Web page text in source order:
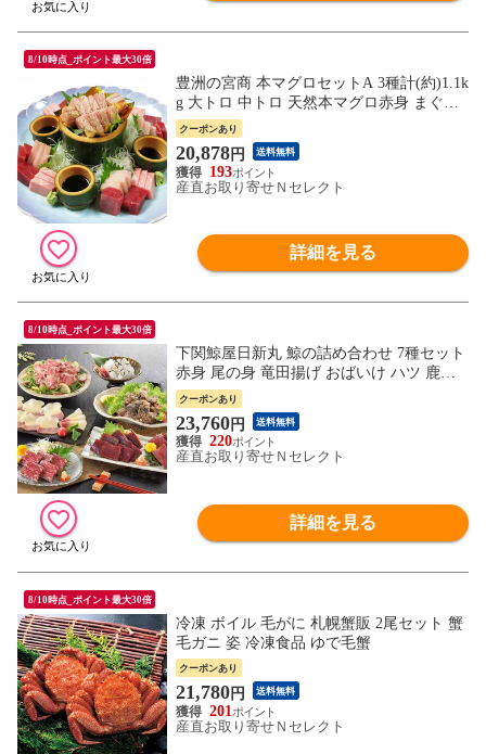
8/10時点_ポイント最大30倍
豊洲の宮商 本マグロセットA 3種計(約)1.1k
g 大トロ 中トロ 天然本マグロ赤身 まぐろ
柵 冷凍 本まぐろ 刺身用 鮪 冷凍食品【北
海道・沖縄県・離島 配送不可】
クーポンあり
20,878円 送料無料
193
産直お取り寄せＮセレクト
詳細を見る
8/10時点_ポイント最大30倍
下関鯨屋日新丸 鯨の詰め合わせ 7種セット
赤身 尾の身 竜田揚げ おばいけ ハツ 鹿の
子 ベーコン ニタリ鯨 イワシ鯨 クジラ お
つまみ ジビエ 冷凍食品
クーポンあり
23,760円 送料無料
220
産直お取り寄せＮセレクト
詳細を見る
8/10時点_ポイント最大30倍
冷凍 ボイル 毛がに 札幌蟹販 2尾セット 蟹
毛ガニ 姿 冷凍食品 ゆで毛蟹
クーポンあり
21,780円 送料無料
201
産直お取り寄せＮセレクト